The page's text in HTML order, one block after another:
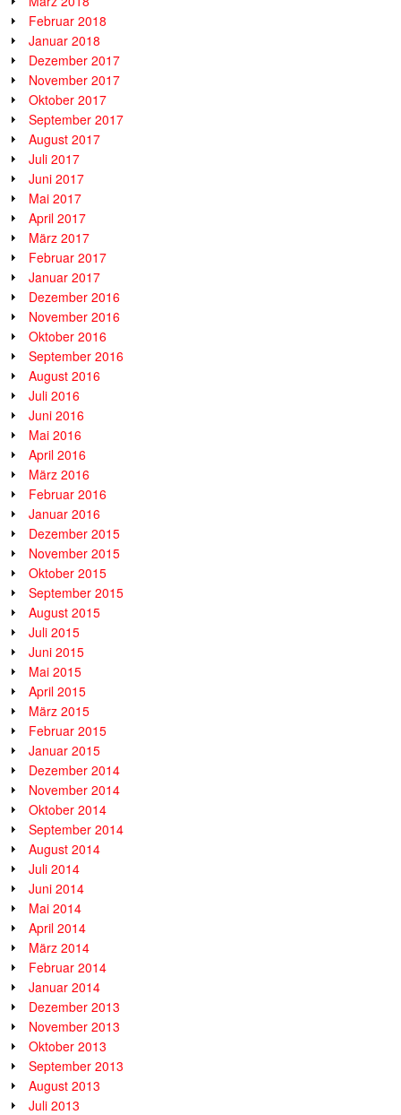
Februar 2018
Januar 2018
Dezember 2017
November 2017
Oktober 2017
September 2017
August 2017
Juli 2017
Juni 2017
Mai 2017
April 2017
März 2017
Februar 2017
Januar 2017
Dezember 2016
November 2016
Oktober 2016
September 2016
August 2016
Juli 2016
Juni 2016
Mai 2016
April 2016
März 2016
Februar 2016
Januar 2016
Dezember 2015
November 2015
Oktober 2015
September 2015
August 2015
Juli 2015
Juni 2015
Mai 2015
April 2015
März 2015
Februar 2015
Januar 2015
Dezember 2014
November 2014
Oktober 2014
September 2014
August 2014
Juli 2014
Juni 2014
Mai 2014
April 2014
März 2014
Februar 2014
Januar 2014
Dezember 2013
November 2013
Oktober 2013
September 2013
August 2013
Juli 2013